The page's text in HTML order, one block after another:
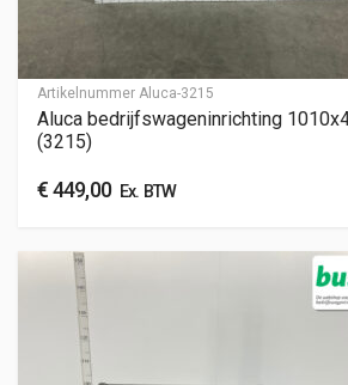
Artikelnummer Aluca-3215
Aluca bedrijfswageninrichting
(3215)
€449,00Ex. BTW